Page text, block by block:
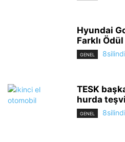
Hyundai
Farklı Ödül
GENEL
TESK
hurda
GENEL